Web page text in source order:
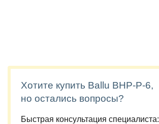
Хотите купить Ballu BHP-P-6,
но остались вопросы?
Быстрая консультация специалиста: